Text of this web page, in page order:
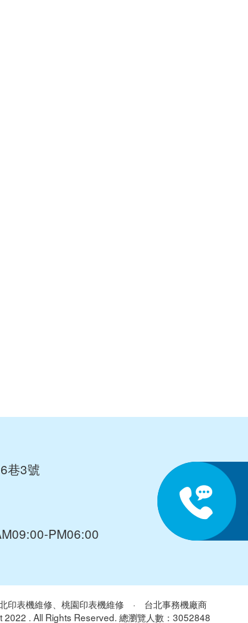
巷3號
PM06:00
印表機維修、桃園印表機維修 · 台北事務機廠商
. All Rights Reserved. 總瀏覽人數：3052848